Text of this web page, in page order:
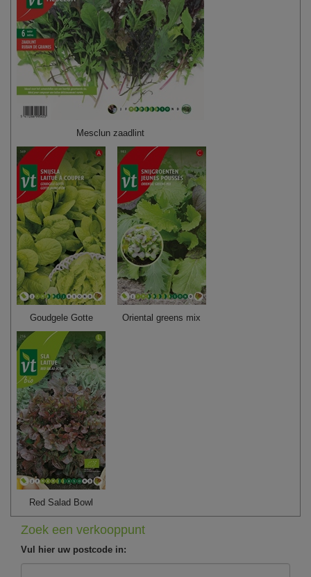
Mesclun zaadlint
Goudgele Gotte Oriental greens mix
Red Salad Bowl
Zoek een verkooppunt
Vul hier uw postcode in: